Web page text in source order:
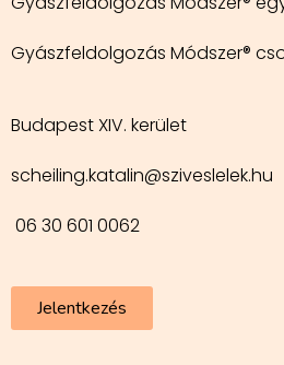
Gyászfeldolgozás Módszer®
Budapest XIV. kerület
scheiling.katalin@sziveslelek.hu
06 30 601 0062
Jelentkezés